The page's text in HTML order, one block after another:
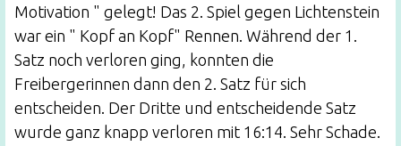
Motivation " gelegt! Das 2. Spiel gegen Lichtenstein
war ein " Kopf an Kopf" Rennen. Während der 1.
Satz noch verloren ging, konnten die
Freibergerinnen dann den 2. Satz für sich
entscheiden. Der Dritte und entscheidende Satz
wurde ganz knapp verloren mit 16:14. Sehr Schade.